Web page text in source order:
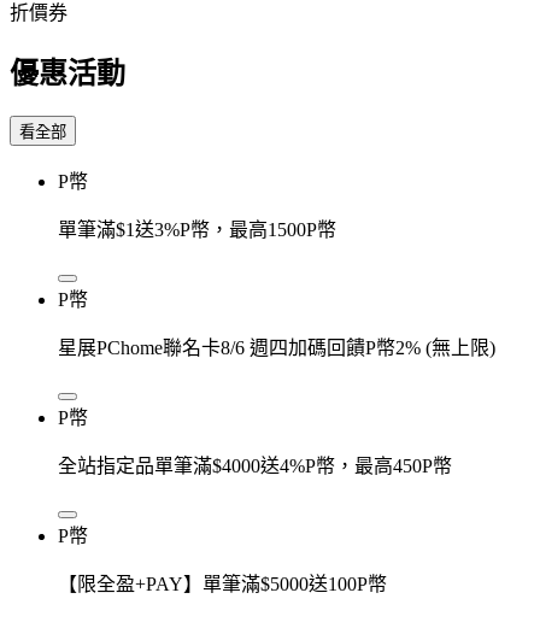
折價券
優惠活動
看全部
P幣
單筆滿$1送3%P幣，最高1500P幣
P幣
星展PChome聯名卡8/6 週四加碼回饋P幣2% (無上限)
P幣
全站指定品單筆滿$4000送4%P幣，最高450P幣
P幣
【限全盈+PAY】單筆滿$5000送100P幣